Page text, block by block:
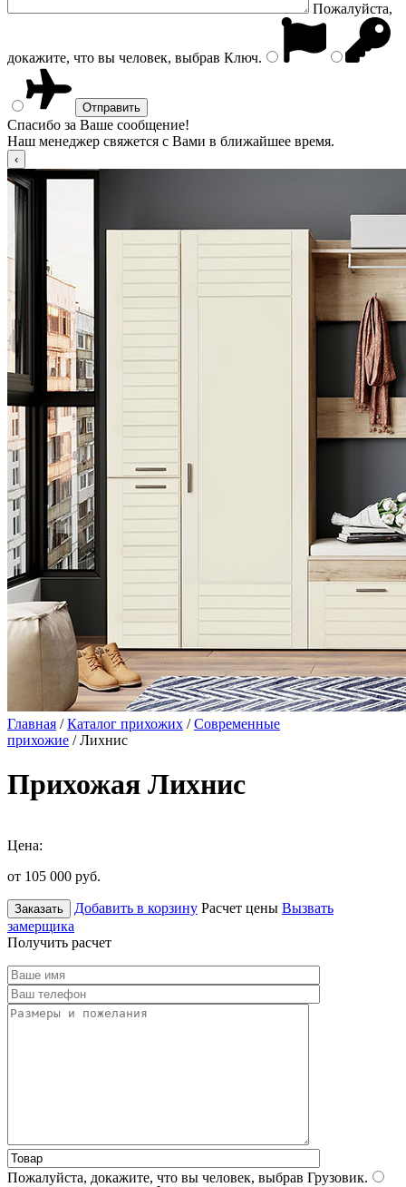
Пожалуйста,
докажите, что вы человек, выбрав Ключ.
Спасибо за Ваше сообщение!
Наш менеджер свяжется с Вами в ближайшее время.
Главная /Каталог прихожих /Современные
прихожие / Лихнис
Прихожая Лихнис
Цена:
от 105 000 руб.
Заказать Добавить в корзину Расчет цены Вызвать
замерщика
Получить расчет
Пожалуйста, докажите, что вы человек, выбрав Грузовик.